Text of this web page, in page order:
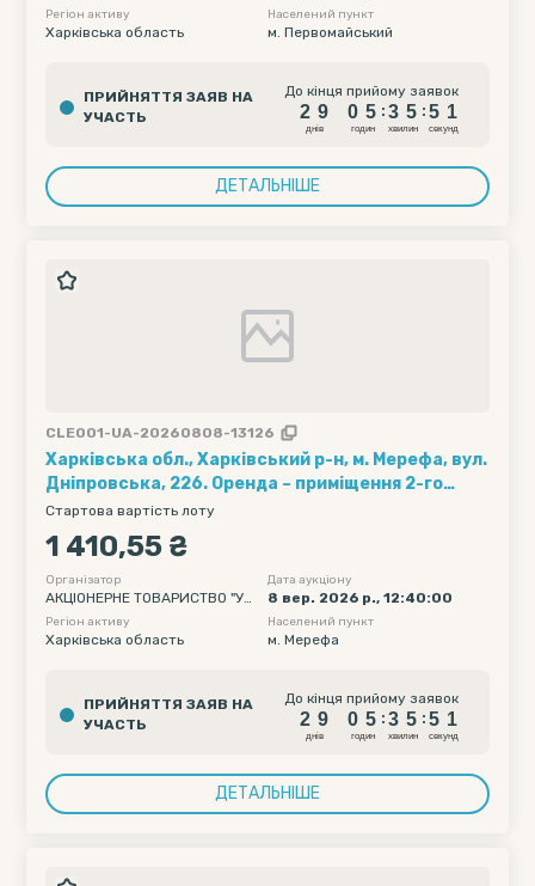
РТЕЛЕКОМ"
Регіон активу
Харківська область
Населений пункт
м. Первомайський
ПРИЙНЯТТЯ ЗАЯВ НА
УЧАСТЬ
До кінця прийому заявок
2
2
9
9
днiв
0
0
5
5
годин
:
3
3
5
5
хвилин
:
5
5 0
1
секунд
ДЕТАЛЬНІШЕ
CLE001-UA-20260808-13126
Харківська обл., Харківський р-н, м. Мерефа, вул.
Дніпровська, 226. Оренда – приміщення 2-го
поверху будівлі «Дизельна», площею 85,80 кв.м.
(В)
Стартова вартість лоту
1 410,55 ₴
Організатор
АКЦІОНЕРНЕ ТОВАРИСТВО "УК
РТЕЛЕКОМ"
Дата аукціону
8 вер. 2026 р., 12:40:00
Регіон активу
Харківська область
Населений пункт
м. Мерефа
ПРИЙНЯТТЯ ЗАЯВ НА
УЧАСТЬ
До кінця прийому заявок
2
2
9
9
днiв
0
0
5
5
годин
:
3
3
5
5
хвилин
:
5
5 0
1
секунд
ДЕТАЛЬНІШЕ